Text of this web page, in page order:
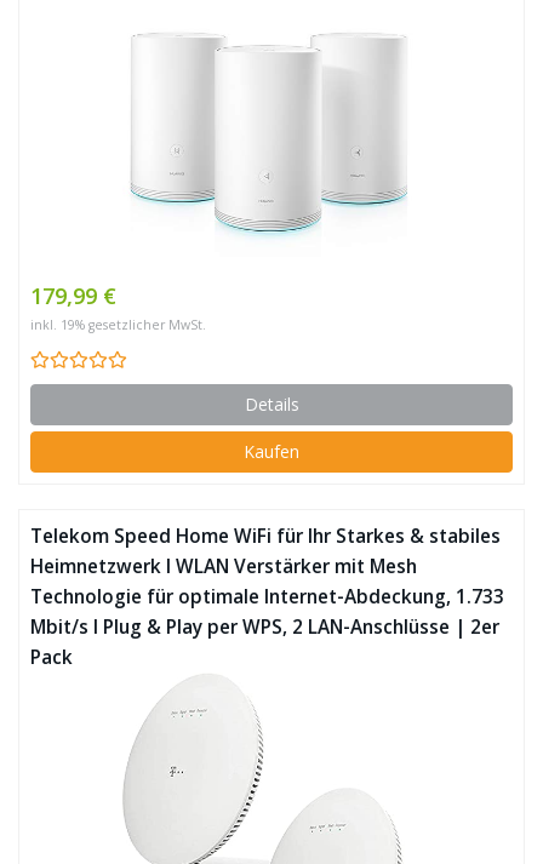
179,99 €
inkl. 19% gesetzlicher MwSt.
Details
Kaufen
Telekom Speed Home WiFi für Ihr Starkes & stabiles
Heimnetzwerk I WLAN Verstärker mit Mesh
Technologie für optimale Internet-Abdeckung, 1.733
Mbit/s I Plug & Play per WPS, 2 LAN-Anschlüsse | 2er
Pack